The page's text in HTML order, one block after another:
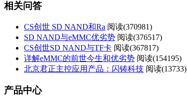
相关问答
CS创世 SD NAND和Ra 阅读(370981)
SD NAND与eMMC优劣势 阅读(376517)
CS创世SD NAND与TF卡 阅读(367817)
详解eMMC的前世今生和优劣势 阅读(154195)
北京君正主控应用产品：闪铸科技 阅读(13733)
产品中心